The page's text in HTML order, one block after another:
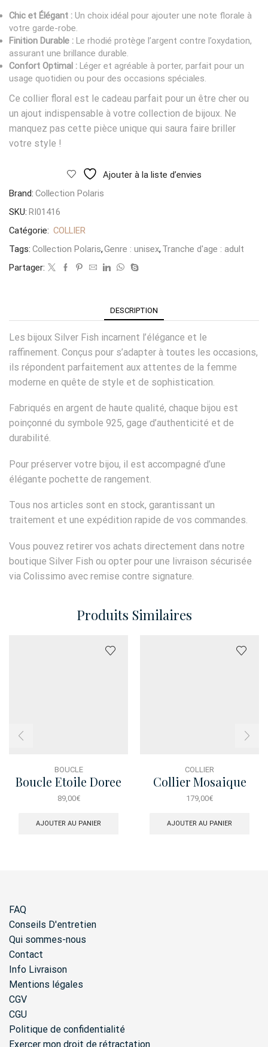
Chic et Élégant : Un choix idéal pour ajouter une note florale à
votre garde-robe.
Finition Durable : Le rhodié protège l’argent contre l’oxydation,
assurant une brillance durable.
Confort Optimal : Léger et agréable à porter, parfait pour un
usage quotidien ou pour des occasions spéciales.
Ce collier floral est le cadeau parfait pour un être cher ou
un ajout indispensable à votre collection de bijoux. Ne
manquez pas cette pièce unique qui saura faire briller
votre style !
Ajouter à la liste d’envies
Brand: Collection Polaris
SKU: RI01416
Catégorie: COLLIER
Tags: Collection Polaris,Genre : unisex, Tranche d'age : adult
Partager:
DESCRIPTION
Les bijoux Silver Fish incarnent l’élégance et le
raffinement. Conçus pour s’adapter à toutes les occasions,
ils répondent parfaitement aux attentes de la femme
moderne en quête de style et de sophistication.
Fabriqués en argent de haute qualité, chaque bijou est
poinçonné du symbole 925, gage d’authenticité et de
durabilité.
Pour préserver votre bijou, il est accompagné d’une
élégante pochette de rangement.
Tous nos articles sont en stock, garantissant un
traitement et une expédition rapide de vos commandes.
Vous pouvez retirer vos achats directement dans notre
boutique Silver Fish ou opter pour une livraison sécurisée
via Colissimo avec remise contre signature.
Produits Similaires
BOUCLE
Boucle Etoile Doree
Asym
89,00€
AJOUTER AU PANIER
COLLIER
Collier Mosaique
179,00€
AJOUTER AU PANIER
FAQ
Conseils D'entretien
Qui sommes-nous
Contact
Info Livraison
Mentions légales
CGV
CGU
Politique de confidentialité
Exercer mon droit de rétractation